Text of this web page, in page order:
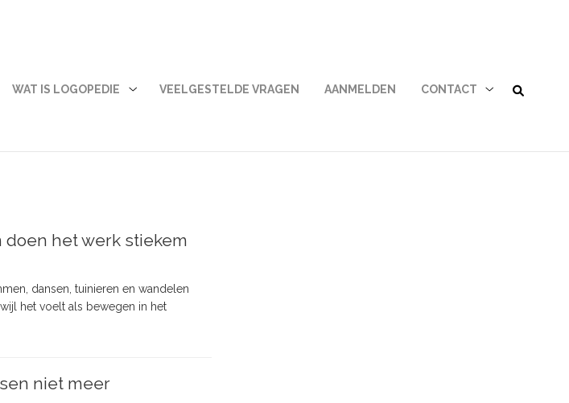
WAT IS LOGOPEDIE
VEELGESTELDE VRAGEN AANMELDEN
CONTACT
Contact
het werk stiekem
dansen, tuinieren en wandelen
het voelt als bewegen in het
niet meer